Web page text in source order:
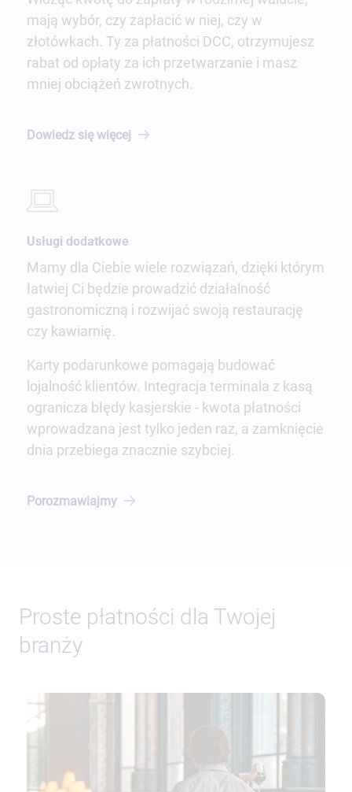
mają wybór, czy zapłacić w niej, czy w
złotówkach. Ty za płatności DCC, otrzymujesz
rabat od opłaty za ich przetwarzanie i masz
mniej obciążeń zwrotnych.
Dowiedz się więcej
Usługi dodatkowe
Mamy dla Ciebie wiele rozwiązań, dzięki którym
łatwiej Ci będzie prowadzić działalność
gastronomiczną i rozwijać swoją restaurację
czy kawiarnię.
Karty podarunkowe pomagają budować
lojalność klientów. Integracja terminala z kasą
ogranicza błędy kasjerskie - kwota płatności
wprowadzana jest tylko jeden raz, a zamknięcie
dnia przebiega znacznie szybciej.
Porozmawiajmy
Proste płatności dla Twojej
branży